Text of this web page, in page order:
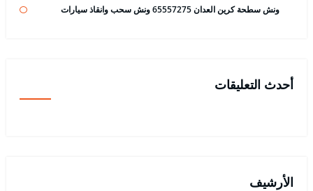
ونش سطحة كرين العدان 65557275 ونش سحب وانقاذ سيارات
أحدث التعليقات
الأرشيف